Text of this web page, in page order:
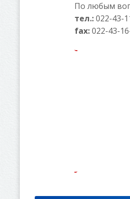
По любым
тел.:022-43-
fax:022-43-